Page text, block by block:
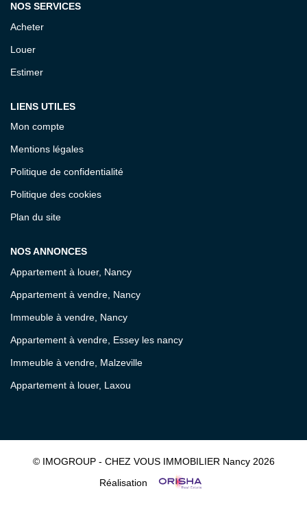
NOS SERVICES
Acheter
Louer
Estimer
LIENS UTILES
Mon compte
Mentions légales
Politique de confidentialité
Politique des cookies
Plan du site
NOS ANNONCES
Appartement à louer, Nancy
Appartement à vendre, Nancy
Immeuble à vendre, Nancy
Appartement à vendre, Essey les nancy
Immeuble à vendre, Malzeville
Appartement à louer, Laxou
© IMOGROUP - CHEZ VOUS IMMOBILIER Nancy 2026
Réalisation